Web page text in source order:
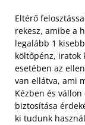
Eltérő
rekesz, amibe a
legalább 1
költőpénz, iratok
esetében az
van ellátva, ami
Kézben és
biztosítása
ki tudunk